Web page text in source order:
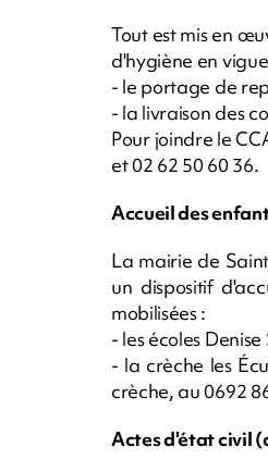
Tout est mis en
d'hygiène en
- le portage de
- la livraison des
Pour joindre le
et 02 62 50 60 36.
Accueil des
La mairie de
un dispositif
mobilisées :
- les écoles
- la crèche les
crèche, au 0692
Actes d'état civil